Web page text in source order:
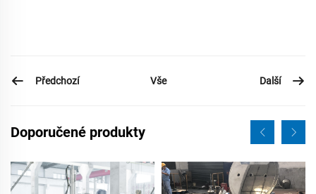
Předchozí Vše Další
Doporučené produkty